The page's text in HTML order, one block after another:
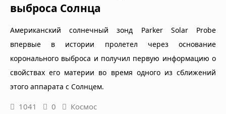
выброса Солнца
Американский солнечный зонд Parker Solar Probe
впервые в истории пролетел через основание
коронального выброса и получил первую информацию о
свойствах его материи во время одного из сближений
этого аппарата с Солнцем.
1041 0 Космос